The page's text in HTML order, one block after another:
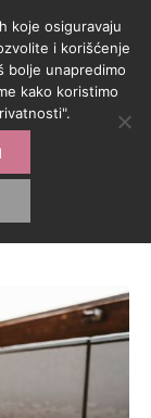
koje osiguravaju
i korišćenje
bolje unapredimo
kako koristimo